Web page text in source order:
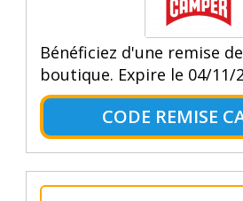
Bénéficiez d'une remise
boutique. Expire le 04/11/
CODE REMISE